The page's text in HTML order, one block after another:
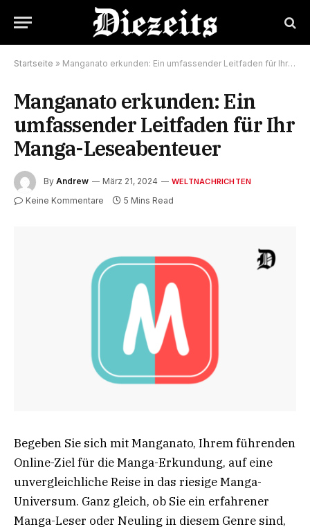
Startseite » Manganato erkunden: Ein umfassender Leitfaden für Ihr Manga-Leseabenteuer
Manganato erkunden: Ein
umfassender Leitfaden für Ihr
Manga-Leseabenteuer
By Andrew März 21, 2024 WELTNACHRICHTEN
Keine Kommentare 5 Mins Read
Begeben Sie sich mit Manganato, Ihrem führenden
Online-Ziel für die Manga-Erkundung, auf eine
unvergleichliche Reise in das riesige Manga-
Universum. Ganz gleich, ob Sie ein erfahrener
Manga-Leser oder Neuling in diesem Genre sind,